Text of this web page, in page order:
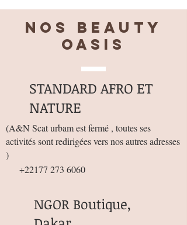
Nos BEAUTY
OASIS
STANDARD AFRO ET
NATURE
(A&N Scat urbam est fermé , toutes ses
activités sont redirigées vers nos autres adresses
)
+22177 273 6060
NGOR Boutique,